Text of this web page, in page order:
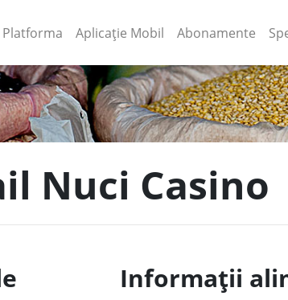
Platforma (current)
Aplicație Mobil (current)
Abonamente
Nuci Casino
Informații